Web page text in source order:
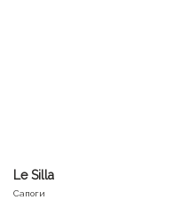
Le Silla
Сапоги